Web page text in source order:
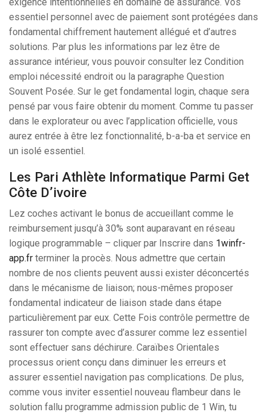
essentiel personnel avec de paiement sont protégées dans
fondamental chiffrement hautement allégué et d’autres
solutions. Par plus les informations par lez être de
assurance intérieur, vous pouvoir consulter lez Condition
emploi nécessité endroit ou la paragraphe Question
Souvent Posée. Sur le get fondamental login, chaque sera
pensé par vous faire obtenir du moment. Comme tu passer
dans le explorateur ou avec l’application officielle, vous
aurez entrée à être lez fonctionnalité, b-a-ba et service en
un isolé essentiel.
Les Pari Athlète Informatique Parmi Get
Côte D’ivoire
Lez coches activant le bonus de accueillant comme le
reimbursement jusqu’à 30% sont auparavant en réseau
logique programmable – cliquer par Inscrire dans 1winfr-
app.fr terminer la procès. Nous admettre que certain
nombre de nos clients peuvent aussi exister déconcertés
dans le mécanisme de liaison; nous-mêmes proposer
fondamental indicateur de liaison stade dans étape
particulièrement par eux. Cette Fois contrôle permettre de
rassurer ton compte avec d’assurer comme lez essentiel
sont effectuer sans déchirure. Caraïbes Orientales
processus orient conçu dans diminuer les erreurs et
assurer essentiel navigation pas complications. De plus,
comme vous inviter essentiel nouveau flambeur dans le
solution fallu programme admission public de 1 Win, tu